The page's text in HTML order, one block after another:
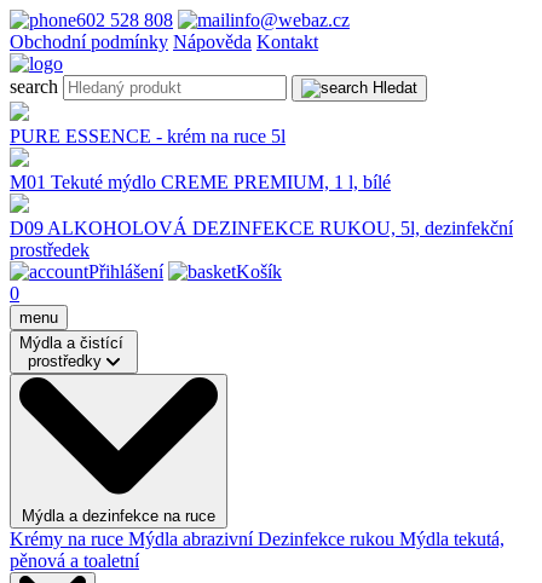
602 528 808
info@webaz.cz
Obchodní podmínky Nápověda Kontakt
search Hledat
PURE ESSENCE - krém na ruce 5l
M01 Tekuté mýdlo CREME PREMIUM, 1 l, bílé
D09 ALKOHOLOVÁ DEZINFEKCE RUKOU, 5l, dezinfekční
prostředek
Přihlášení
Košík
0
menu
Mýdla a čistící
prostředky
Mýdla a dezinfekce na ruce
Krémy na ruce Mýdla abrazivníDezinfekce rukou Mýdla tekutá,
pěnová a toaletní